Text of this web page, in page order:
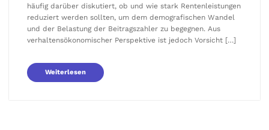
häufig darüber diskutiert, ob und wie stark Rentenleistungen
reduziert werden sollten, um dem demografischen Wandel
und der Belastung der Beitragszahler zu begegnen. Aus
verhaltensökonomischer Perspektive ist jedoch Vorsicht […]
Weiterlesen